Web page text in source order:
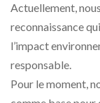
Actuellement,
reconnaissance
l’impact
responsable.
Pour le moment,